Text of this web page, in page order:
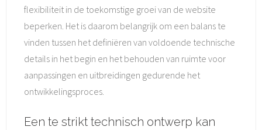
flexibiliteit in de toekomstige groei van de website
beperken. Het is daarom belangrijk om een balans te
vinden tussen het definiëren van voldoende technische
details in het begin en het behouden van ruimte voor
aanpassingen en uitbreidingen gedurende het
ontwikkelingsproces.
Een te strikt technisch ontwerp kan